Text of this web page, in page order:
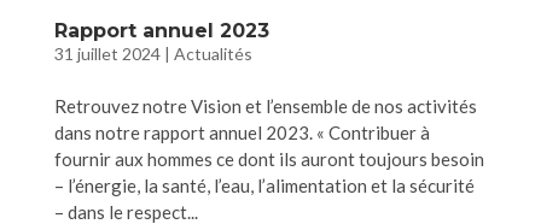
Rapport annuel 2023
31 juillet 2024| Actualités
Retrouvez notre Vision et l’ensemble de nos activités
dans notre rapport annuel 2023. « Contribuer à
fournir aux hommes ce dont ils auront toujours besoin
– l’énergie, la santé, l’eau, l’alimentation et la sécurité
– dans le respect...